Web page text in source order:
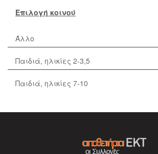
Επιλογή κοινού
Άλλο
Παιδιά, ηλικίες 2-3,5
Παιδιά, ηλικίες 7-10